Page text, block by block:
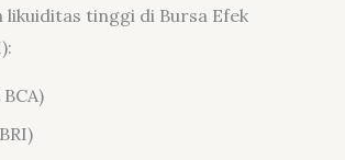
tinggi di Bursa Efek